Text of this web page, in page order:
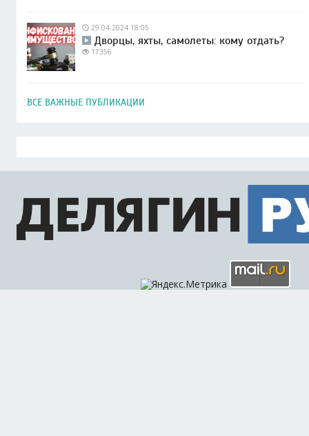
29.04.2024 18:05
Дворцы, яхты, самолеты: кому отдать?
17356
ВСЕ ВАЖНЫЕ ПУБЛИКАЦИИ